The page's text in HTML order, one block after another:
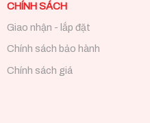
CHÍNH SÁCH
Giao nhận - lắp đặt
Chính sách bảo hành
Chính sách giá